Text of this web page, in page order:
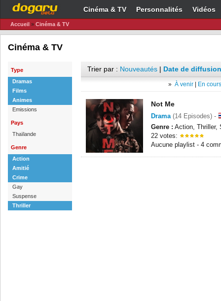
Cinéma & TV Personnalités Vidéos
Accueil » Cinéma & TV
Cinéma & TV
Type
Dramas
Films
Animes
Emissions
Pays
Thaïlande
Genre
Action
Amitié
Crime
Gay
Suspense
Thriller
Trier par : Nouveautés | Date de
» À venir En
Not Me
Drama(14 Episodes) -
Genre : Action, Thriller,
22 votes:
Aucune playlist - 4